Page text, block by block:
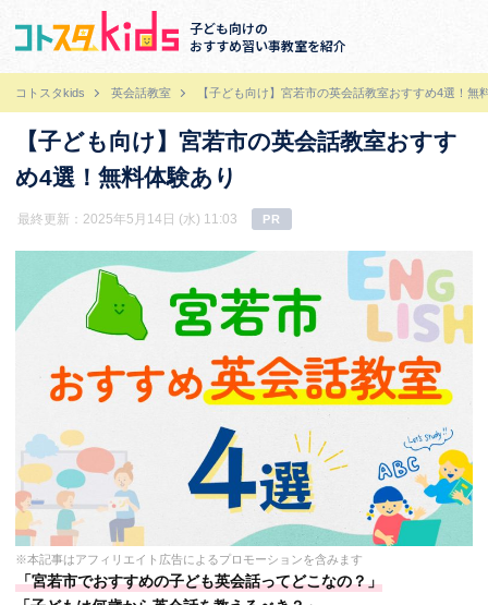
子ども向けの
おすすめ習い事教室を紹介
コトスタkids 英会話教室 【子ども向け】宮若市の英会話教室おすすめ4選！無
【子ども向け】宮若市の英会話教室おすす
め4選！無料体験あり
最終更新：2025年5月14日 (水) 11:03 PR
※本記事はアフィリエイト広告によるプロモーションを含みます
「宮若市でおすすめの子ども英会話ってどこなの？」